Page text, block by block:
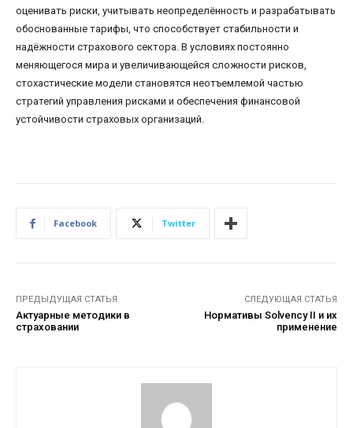
оценивать риски, учитывать неопределённость и разрабатывать
обоснованные тарифы, что способствует стабильности и
надёжности страхового сектора. В условиях постоянно
меняющегося мира и увеличивающейся сложности рисков,
стохастические модели становятся неотъемлемой частью
стратегий управления рисками и обеспечения финансовой
устойчивости страховых организаций.
Facebook Twitter
ПРЕДЫДУЩАЯ СТАТЬЯ
Актуарные методики в
страховании
СЛЕДУЮЩАЯ СТАТЬЯ
Нормативы Solvency II и их
применение